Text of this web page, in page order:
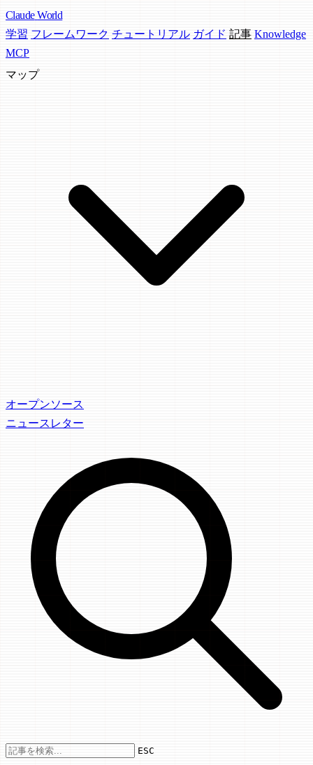
Claude World
学習 フレームワーク チュートリアル ガイド 記事 Knowledge
MCP
マップ
オープンソース
ニュースレター
Use arrow keys to navigate results,
ESC